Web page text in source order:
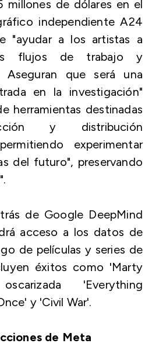
millones de dólares en el
independiente A24
"ayudar a los artistas a
flujos de trabajo y
que será una
en la investigación"
herramientas destinadas
y distribución
experimentar
del futuro", preservando
de Google DeepMind
acceso a los datos de
de películas y series de
éxitos como 'Marty
'Everything
y 'Civil War'.
de Meta